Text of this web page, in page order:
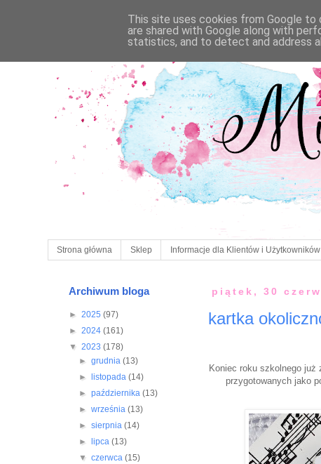
Strona główna Sklep Informacje dla Klientów i
piątek, 30
kartka
Koniec roku szkolnego
przygotowanych jako
Archiwum bloga
► 2025 (97)
► 2024 (161)
▼ 2023 (178)
► grudnia (13)
►
listopada (14)
► października (13)
► września (13)
► sierpnia (14)
►
lipca (13)
▼ czerwca (15)
This site uses cookies from Google to
are shared with Google along with
statistics, and to detect and address